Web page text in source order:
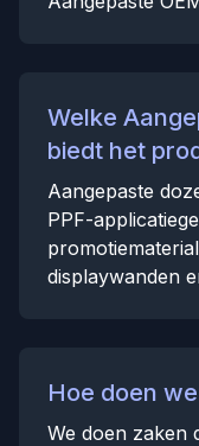
Welke
biedt het
Aangepaste
PPF-
displaywanden
Hoe doen
We doen zaken